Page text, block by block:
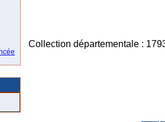
Collection départementale :